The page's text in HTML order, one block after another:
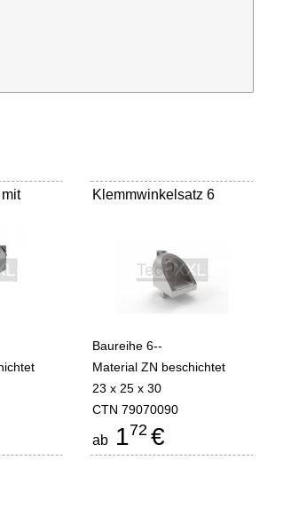
Klemmwinkelsatz 6
Baureihe 6--
Material ZN beschichtet
23 x 25 x 30
CTN 79070090
ab 172 €